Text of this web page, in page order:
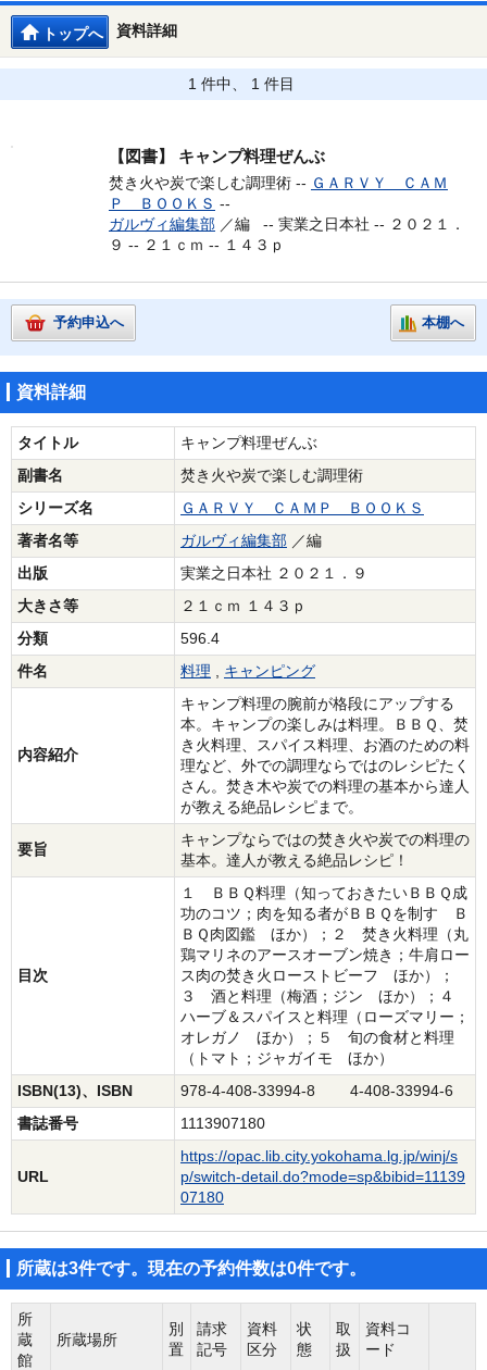
資料詳細
トップへ
1 件中、 1 件目
【図書】 キャンプ料理ぜんぶ
焚き火や炭で楽しむ調理術 -- ＧＡＲＶＹ ＣＡＭ
Ｐ ＢＯＯＫＳ --
ガルヴィ編集部 ／編 -- 実業之日本社 -- ２０２１．
９ -- ２１ｃｍ -- １４３ｐ
予約申込へ 本棚へ
資料詳細
タイトル
キャンプ料理ぜんぶ
副書名
焚き火や炭で楽しむ調理術
シリーズ名
ＧＡＲＶＹ ＣＡＭＰ ＢＯＯＫＳ
著者名等
ガルヴィ編集部 ／編
出版
実業之日本社 ２０２１．９
大きさ等
２１ｃｍ １４３ｐ
分類
596.4
件名
料理 , キャンピング
内容紹介
キャンプ料理の腕前が格段にアップする
本。キャンプの楽しみは料理。ＢＢＱ、焚
き火料理、スパイス料理、お酒のための料
理など、外での調理ならではのレシピたく
さん。焚き木や炭での料理の基本から達人
が教える絶品レシピまで。
要旨
キャンプならではの焚き火や炭での料理の
基本。達人が教える絶品レシピ！
目次
１ ＢＢＱ料理（知っておきたいＢＢＱ成
功のコツ；肉を知る者がＢＢＱを制す Ｂ
ＢＱ肉図鑑 ほか）；２ 焚き火料理（丸
鶏マリネのアースオーブン焼き；牛肩ロー
ス肉の焚き火ローストビーフ ほか）；
３ 酒と料理（梅酒；ジン ほか）；４
ハーブ＆スパイスと料理（ローズマリー；
オレガノ ほか）；５ 旬の食材と料理
（トマト；ジャガイモ ほか）
ISBN(13)、ISBN
978-4-408-33994-8 4-408-33994-6
書誌番号
1113907180
URL
https://opac.lib.city.yokohama.lg.jp/winj/s
p/switch-detail.do?mode=sp&bibid=11139
07180
所蔵は3件です。現在の予約件数は0件です。
所
蔵
館
所蔵場所
別
置
請求
記号
資料
区分
状
態
取
扱
資料コ
ード